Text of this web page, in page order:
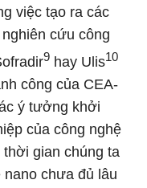
việc tạo ra các
cứu công
9 hay Ulis10
công của CEA-
ý tưởng khởi
của công nghệ
gian chúng ta
chưa đủ lâu